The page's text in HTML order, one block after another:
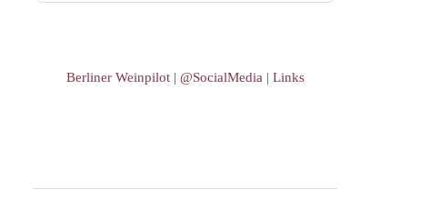
Berliner Weinpilot | @SocialMedia | Links